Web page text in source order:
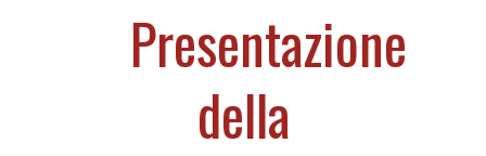
Presentazione
della